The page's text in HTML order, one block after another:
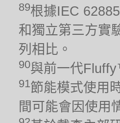
89根據IEC
和獨立第三方實
列相比。
90與前一代
91節能模式使用
間可能會因使用